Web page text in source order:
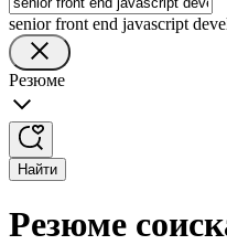
senior front end javascript
Резюме
Найти
Резюме